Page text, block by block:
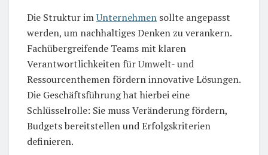
Die Struktur imUnternehmen sollte angepasst
werden, um nachhaltiges Denken zu verankern.
Fachübergreifende Teams mit klaren
Verantwortlichkeiten für Umwelt- und
Ressourcenthemen fördern innovative Lösungen.
Die Geschäftsführung hat hierbei eine
Schlüsselrolle: Sie muss Veränderung fördern,
Budgets bereitstellen und Erfolgskriterien
definieren.